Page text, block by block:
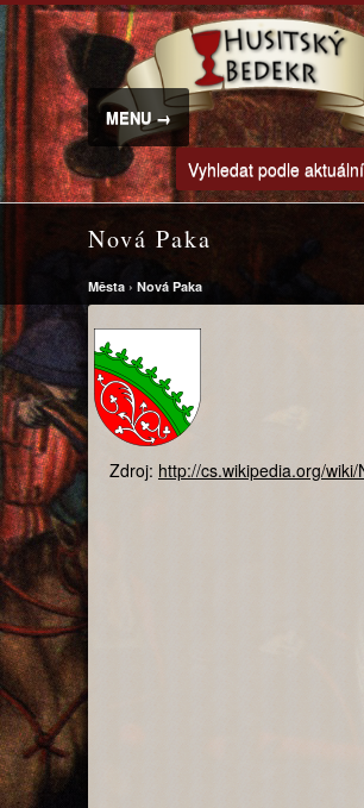
MENU →
Vyhledat podle
Nová Paka
Města › Nová Paka
Zdroj: http://cs.wikipedia.org/wiki/